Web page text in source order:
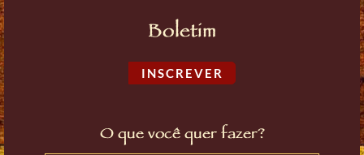
Boletim
INSCREVER
O que você quer fazer?